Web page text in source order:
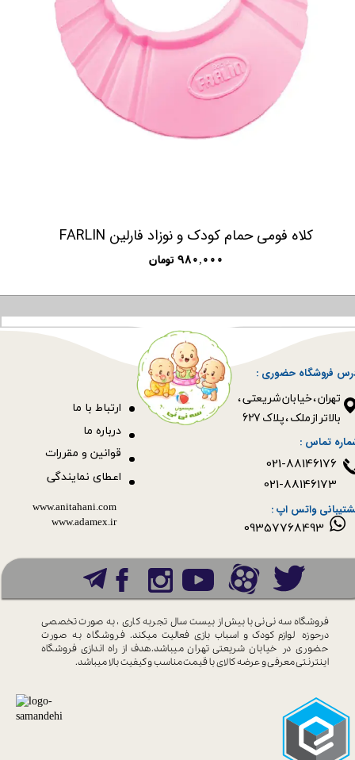
کلاه فومی حمام کودک و نوزاد فارلین FARLIN
۹۸۰,۰۰۰ تومان
فروشگاه حضوری :
​​​​​​​تهران ، خیابان شریعتی ،
بالاتر از ملک ، پلاک 627​​​​​​​
قوانین و مقررات
ارتباط با ما
09357768493
درباره ما
اعطای نمایندگی
www.anitahani.com
www.ada​​​​​​​mex.ir
فروشگاه سه نی نی با بیش از بیست سال تجربه کاری ، به صورت تخصصی
درحوزه لوازم کودک و اسباب بازی فعالیت میکند. فروشگاه به صورت
حضوری در خیابان شریعتی تهران میباشد.هدف از راه اندازی فروشگاه
اینترنتی معرفی و عرضه کالای باقیمت مناسب و کیفیت بالا میباشد.
تماس :
واتس اپ :